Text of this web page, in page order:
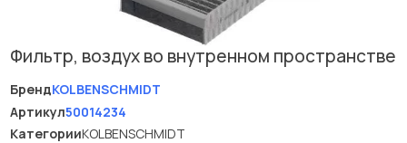
Фильтр, воздух во внутренном пространстве
БрендKOLBENSCHMIDT
Артикул50014234
КатегорииKOLBENSCHMIDT